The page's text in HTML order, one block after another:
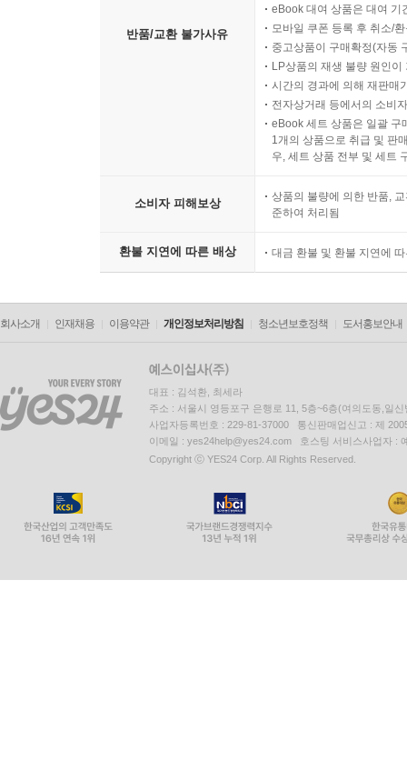
엎어져서는 안 된다. 곽영훈 박사는 정부 요직 제
곽영훈 박사와 식탁에서, 차 안에서, 산책길에서
꿈을 많이 꾸는 몽상가”라고 평한다. 그리고 그
있다고 이야기한다. 그의 말을 빌리자면, “곽영
반품/교환 불가사유
eBook 대여 상품은 대여 기
모바일 쿠폰 등록 후 취소/
중고상품이 구매확정(자동
LP상품의 재생 불량 원인
시간의 경과에 의해 재판매
전자상거래 등에서의 소비
eBook 세트 상품은 일괄 구
1개의 상품으로 취급 및 판
우, 세트 상품 전부 및 세트
소비자 피해보상
상품의 불량에 의한 반품,
준하여 처리됨
환불 지연에 따른 배상 대금 환불 및 환불 지연에
회사소개 인재채용 이용약관 개인정보처리방침 청소년보호정책 도서홍보안내
대표 : 김석환, 최세라
주소 : 서울시 영등포구 은행로 11, 5층~6층(여의도동,일신
사업자등록번호 : 229-81-37000 통신판매업신고 : 제
이메일 : yes24help@yes24.com 호스팅 서비스사업자 :
Copyright ⓒ YES24 Corp. All Rights Reserved.